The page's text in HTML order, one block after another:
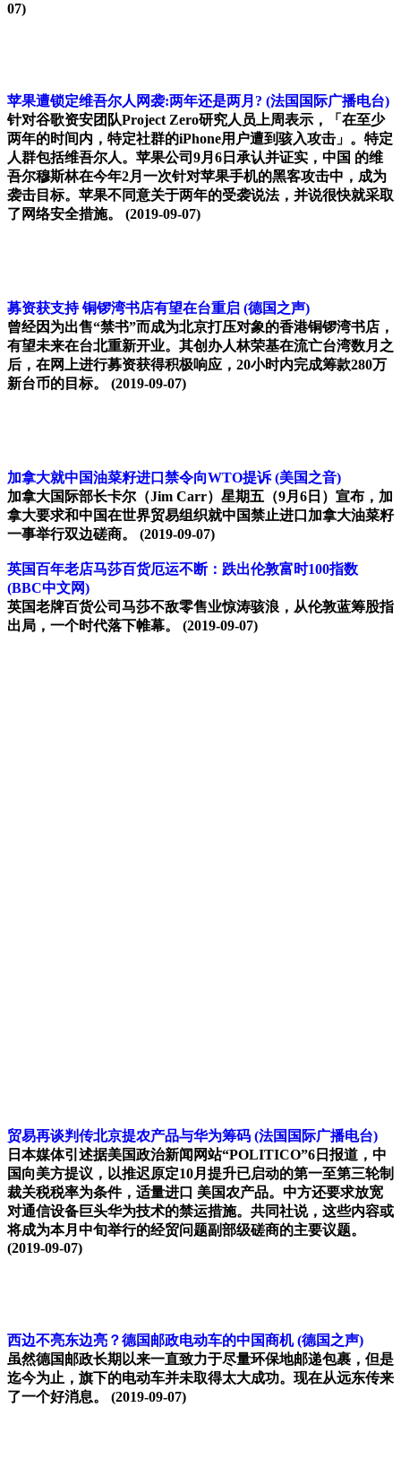
07)
苹果遭锁定维吾尔人网袭:两年还是两月? (法国国际广播电台)
针对谷歌资安团队Project Zero研究人员上周表示，「在至少
两年的时间内，特定社群的iPhone用户遭到骇入攻击」。特定
人群包括维吾尔人。苹果公司9月6日承认并证实，中国 的维
吾尔穆斯林在今年2月一次针对苹果手机的黑客攻击中，成为
袭击目标。苹果不同意关于两年的受袭说法，并说很快就采取
了网络安全措施。 (2019-09-07)
募资获支持 铜锣湾书店有望在台重启 (德国之声)
曾经因为出售“禁书”而成为北京打压对象的香港铜锣湾书店，
有望未来在台北重新开业。其创办人林荣基在流亡台湾数月之
后，在网上进行募资获得积极响应，20小时内完成筹款280万
新台币的目标。
(2019-09-07)
加拿大就中国油菜籽进口禁令向WTO提诉(美国之音)
加拿大国际部长卡尔（Jim Carr）星期五（9月6日）宣布，加
拿大要求和中国在世界贸易组织就中国禁止进口加拿大油菜籽
一事举行双边磋商。
(2019-09-07)
英国百年老店马莎百货厄运不断：跌出伦敦富时100指数
(BBC中文网)
英国老牌百货公司马莎不敌零售业惊涛骇浪，从伦敦蓝筹股指
出局，一个时代落下帷幕。
(2019-09-07)
贸易再谈判传北京提农产品与华为筹码 (法国国际广播电台)
日本媒体引述据美国政治新闻网站“POLITICO”6日报道，中
国向美方提议，以推迟原定10月提升已启动的第一至第三轮制
裁关税税率为条件，适量进口 美国农产品。中方还要求放宽
对通信设备巨头华为技术的禁运措施。共同社说，这些内容或
将成为本月中旬举行的经贸问题副部级磋商的主要议题。
(2019-09-07)
西边不亮东边亮？德国邮政电动车的中国商机 (德国之声)
虽然德国邮政长期以来一直致力于尽量环保地邮递包裹，但是
迄今为止，旗下的电动车并未取得太大成功。现在从远东传来
了一个好消息。
(2019-09-07)